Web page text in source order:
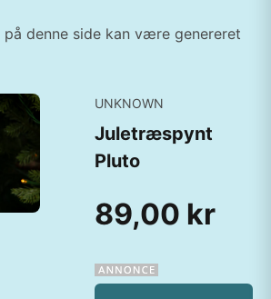
denne side kan være genereret
UNKNOWN
Juletræspynt
Pluto
89,00 kr